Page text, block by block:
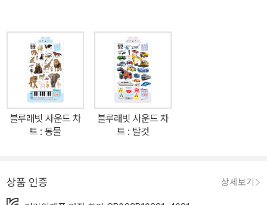
진을 보고, 궁금한 사진이나 낱말을 손으로 누르면 바로 소리가 나지
요. 우리말과 영어를 번갈아 가며 이름을 듣고, 퀴즈를 맞히며 즐겁게
놀면 저절로 어휘력이 쑥쑥 자란답니다. 건전지와 접착식 고리, 드라
이버가 들어 있어 <블루래빗 사운드 차트> 하나만 구입하면 끝! 간편
하게 바로 사용할 수 있어요. 차분한 색상의 귀여운 토끼 모양 사운드
토이와 깔끔한 차트 디자인은 어떤 인테리어와도 잘 어울립니다. 악
의 드럼과 재미있는 소리로 나만의 리듬을 만들어 보세요. 사운드 차
블루래빗 사운드 차
트 : 동물
블루래빗 사운드 차
트 : 탈것
상품 인증 상세보기